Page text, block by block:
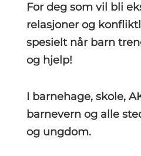
For deg som vil bli
relasjoner og
spesielt når barn
og hjelp!
I barnehage, skole,
barnevern og alle
og ungdom.